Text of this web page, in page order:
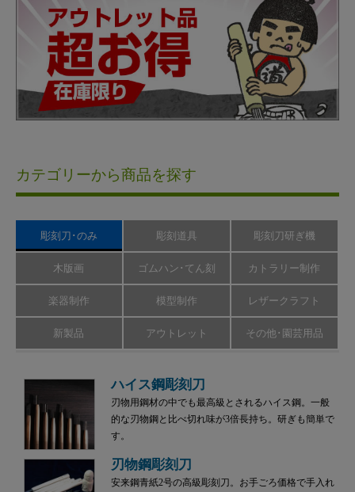
カテゴリーから商品を探す
彫刻刀･のみ 彫刻道具 彫刻刀研ぎ機
木版画 ゴムハン･てん刻 カトラリー制作
楽器制作 模型制作 レザークラフト
新製品 アウトレット その他･園芸用品
ハイス鋼彫刻刀
刃物用鋼材の中でも最高級とされるハイス鋼。一般
的な刃物鋼と比べ切れ味が3倍長持ち。研ぎも簡単で
す。
刃物鋼彫刻刀
安来鋼青紙2号の高級彫刻刀。お手ごろ価格で手入れ